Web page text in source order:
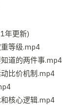
年更新)
重等级.mp4
知道的两件事.mp4
动比价机制.mp4
和核心逻辑.mp4